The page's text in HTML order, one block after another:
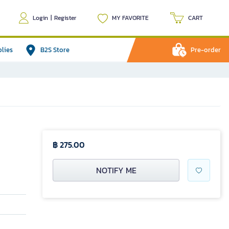
Login | Register MY FAVORITE CART
B2S Store Pre-order
฿ 275.00
NOTIFY ME